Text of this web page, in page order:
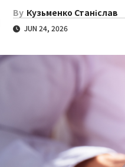
By Кузьменко Станіслав
JUN 24, 2026